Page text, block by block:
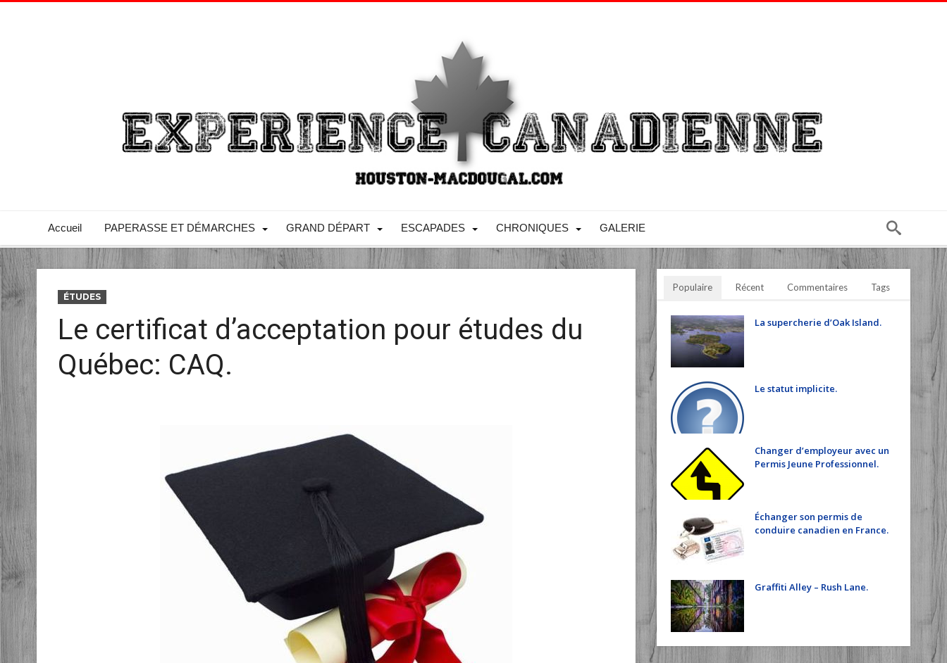
Accueil PAPERASSE ET DÉMARCHES GRAND DÉPART ESCAPADES CHRONIQUES GALERIE
ÉTUDES
Le certificat d’acceptation pour études du
Québec: CAQ.
Populaire Récent Commentaires Tags
La supercherie d’Oak Island.
Le statut implicite.
Changer d’employeur avec un
Permis Jeune Professionnel.
Échanger son permis de
conduire canadien en France.
Graffiti Alley – Rush Lane.